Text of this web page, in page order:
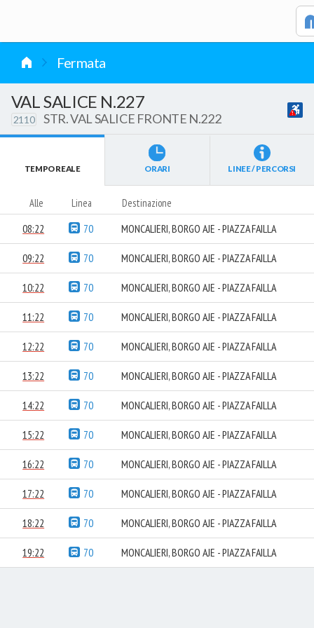
Fermata
VAL SALICE N.227
2110 STR. VAL SALICE FRONTE N.222
TEMPO REALE ORARI LINEE / PERCORSI
Alle Linea Destinazione
08:22 70 MONCALIERI, BORGO AJE - PIAZZA FAILLA
09:22 70 MONCALIERI, BORGO AJE - PIAZZA FAILLA
10:22 70 MONCALIERI, BORGO AJE - PIAZZA FAILLA
11:22 70 MONCALIERI, BORGO AJE - PIAZZA FAILLA
12:22 70 MONCALIERI, BORGO AJE - PIAZZA FAILLA
13:22 70 MONCALIERI, BORGO AJE - PIAZZA FAILLA
14:22 70 MONCALIERI, BORGO AJE - PIAZZA FAILLA
15:22 70 MONCALIERI, BORGO AJE - PIAZZA FAILLA
16:22 70 MONCALIERI, BORGO AJE - PIAZZA FAILLA
17:22 70 MONCALIERI, BORGO AJE - PIAZZA FAILLA
18:22 70 MONCALIERI, BORGO AJE - PIAZZA FAILLA
19:22 70 MONCALIERI, BORGO AJE - PIAZZA FAILLA